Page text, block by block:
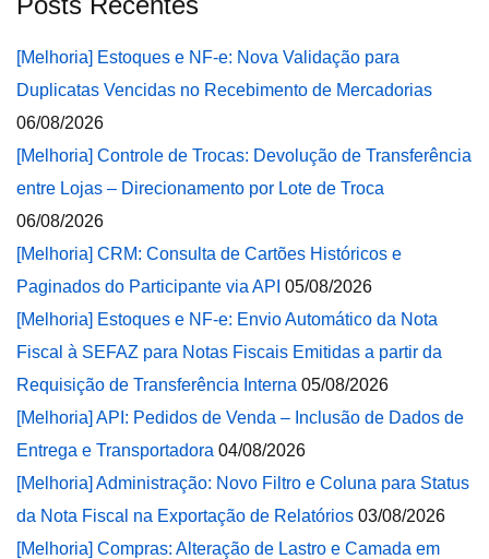
[Melhoria] Estoques e NF-e: Nova Validação para
Duplicatas Vencidas no Recebimento de Mercadorias
06/08/2026
[Melhoria] Controle de Trocas: Devolução de Transferência
entre Lojas – Direcionamento por Lote de Troca
06/08/2026
[Melhoria] CRM: Consulta de Cartões Históricos e
Paginados do Participante via API 05/08/2026
[Melhoria] Estoques e NF-e: Envio Automático da Nota
Fiscal à SEFAZ para Notas Fiscais Emitidas a partir da
Requisição de Transferência Interna 05/08/2026
[Melhoria] API: Pedidos de Venda – Inclusão de Dados de
Entrega e Transportadora 04/08/2026
[Melhoria] Administração: Novo Filtro e Coluna para Status
da Nota Fiscal na Exportação de Relatórios 03/08/2026
[Melhoria] Compras: Alteração de Lastro e Camada em